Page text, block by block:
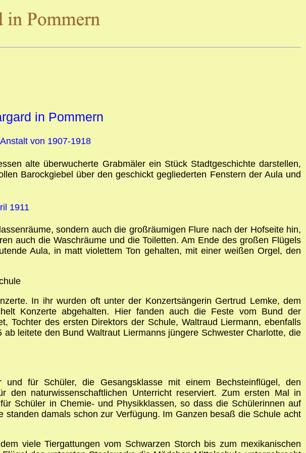
in Pommern
von 1907-1918
alte überwucherte Grabmäler ein Stück Stadtgeschichte darstellen,
Barockgiebel über den geschickt gegliederten Fenstern der Aula und
1911
sondern auch die großräumigen Flure nach der Hofseite hin,
auch die Waschräume und die Toiletten. Am Ende des großen Flügels
Aula, in matt violettem Ton gehalten, mit einer weißen Orgel, den
In ihr wurden oft unter der Konzertsängerin Gertrud Lemke, dem
Konzerte abgehalten. Hier fanden auch die Feste vom Bund der
Tochter des ersten Direktors der Schule, Waltraud Liermann, ebenfalls
leitete den Bund Waltraut Liermanns jüngere Schwester Charlotte, die
für Schüler, die Gesangsklasse mit einem Bechsteinflügel, den
naturwissenschaftlichen Unterricht reserviert. Zum ersten Mal in
Schüler in Chemie- und Physikklassen, so dass die Schülerinnen auf
damals schon zur Verfügung. Im Ganzen besaß die Schule acht
viele Tiergattungen vom Schwarzen Storch bis zum mexikanischen